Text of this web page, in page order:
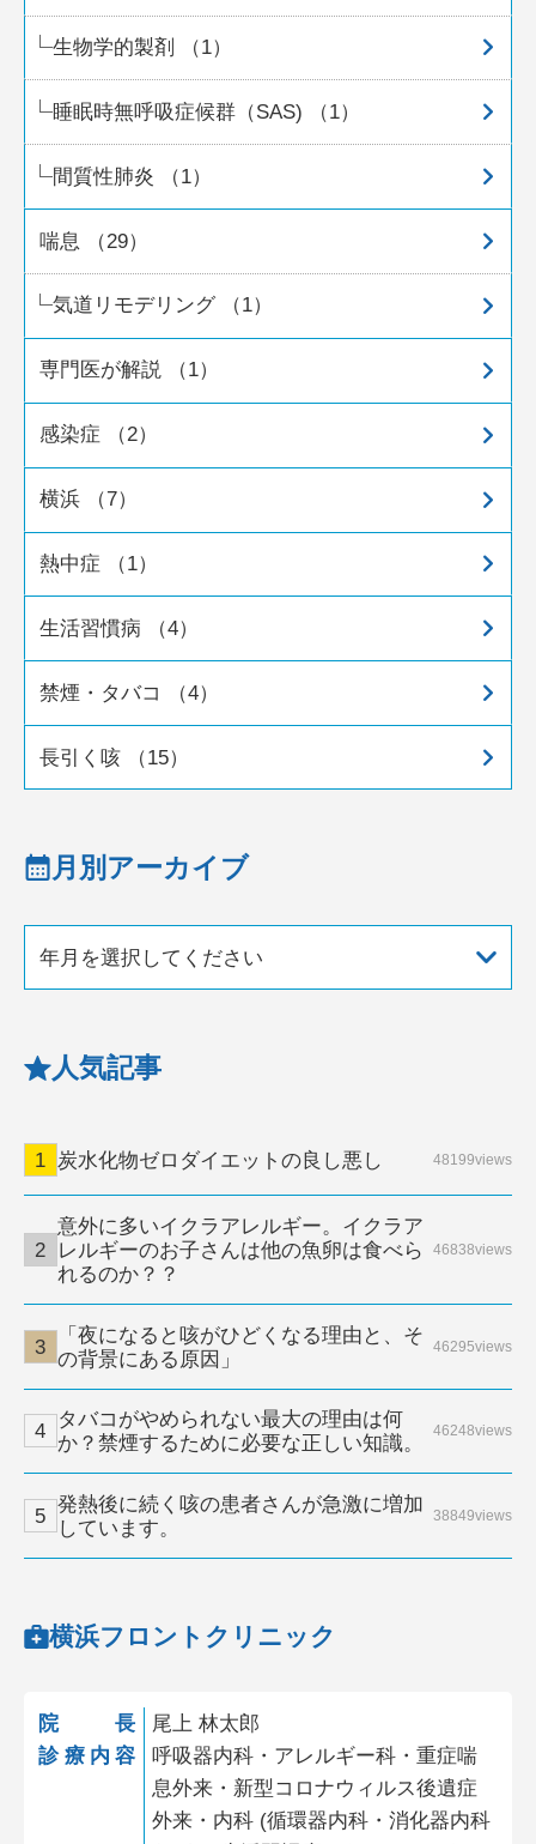
生物学的製剤 （1）
睡眠時無呼吸症候群（SAS) （1）
間質性肺炎 （1）
喘息 （29）
気道リモデリング （1）
専門医が解説 （1）
感染症 （2）
横浜 （7）
熱中症 （1）
生活習慣病 （4）
禁煙・タバコ （4）
長引く咳 （15）
月別アーカイブ
年月を選択してください
人気記事
炭水化物ゼロダイエットの良し悪し 48199views
意外に多いイクラアレルギー。イクラア
レルギーのお子さんは他の魚卵は食べら
れるのか？？
46838views
「夜になると咳がひどくなる理由と、そ
の背景にある原因」
46295views
タバコがやめられない最大の理由は何
か？禁煙するために必要な正しい知識。
46248views
発熱後に続く咳の患者さんが急激に増加
しています。
38849views
横浜フロントクリニック
院長
尾上 林太郎
診療内容
呼吸器内科・アレルギー科・重症喘
息外来・新型コロナウィルス後遺症
外来・内科 (循環器内科・消化器内科